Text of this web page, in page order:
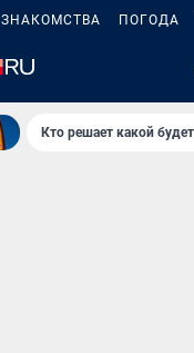
ЗНАКОМСТВА ПОГОДА
Кто решает какой